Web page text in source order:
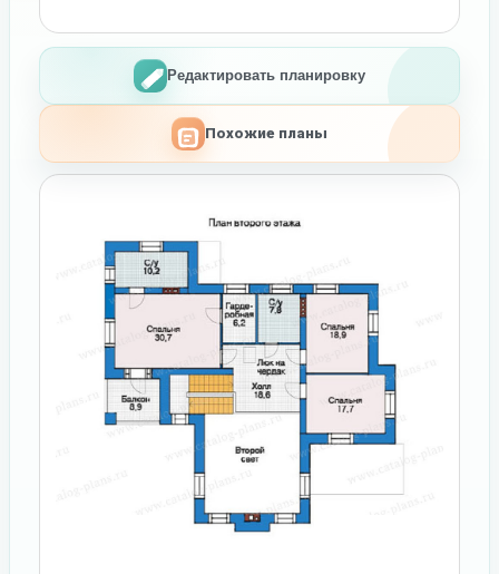
Редактировать планировку
Похожие планы